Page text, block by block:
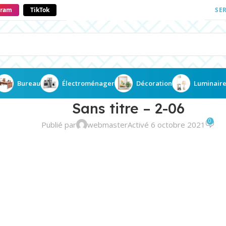
TikTok
Bureau Électroménager Décoration Luminaire
Sans titre – 2-06
Publié par webmasterActivé 6 octobre 2021 0